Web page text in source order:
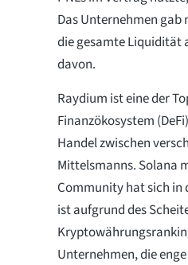
Das Unternehmen
die gesamte Liquidität
davon.
Raydium ist eine der
Finanzökosystem
Handel zwischen
Mittelsmanns. Solana
Community hat sich in
ist aufgrund des
Unternehmen, die